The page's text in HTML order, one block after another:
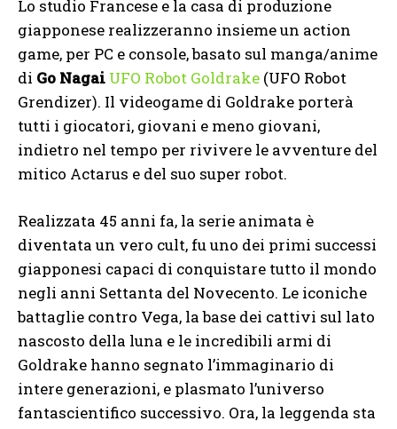
Lo studio Francese e la casa di produzione
giapponese realizzeranno insieme un action
game, per PC e console, basato sul manga/anime
di Go Nagai UFO Robot Goldrake (UFO Robot
Grendizer). Il videogame di Goldrake porterà
tutti i giocatori, giovani e meno giovani,
indietro nel tempo per rivivere le avventure del
mitico Actarus e del suo super robot.
Realizzata 45 anni fa, la serie animata è
diventata un vero cult, fu uno dei primi successi
giapponesi capaci di conquistare tutto il mondo
negli anni Settanta del Novecento. Le iconiche
battaglie contro Vega, la base dei cattivi sul lato
nascosto della luna e le incredibili armi di
Goldrake hanno segnato l’immaginario di
intere generazioni, e plasmato l’universo
fantascientifico successivo. Ora, la leggenda sta